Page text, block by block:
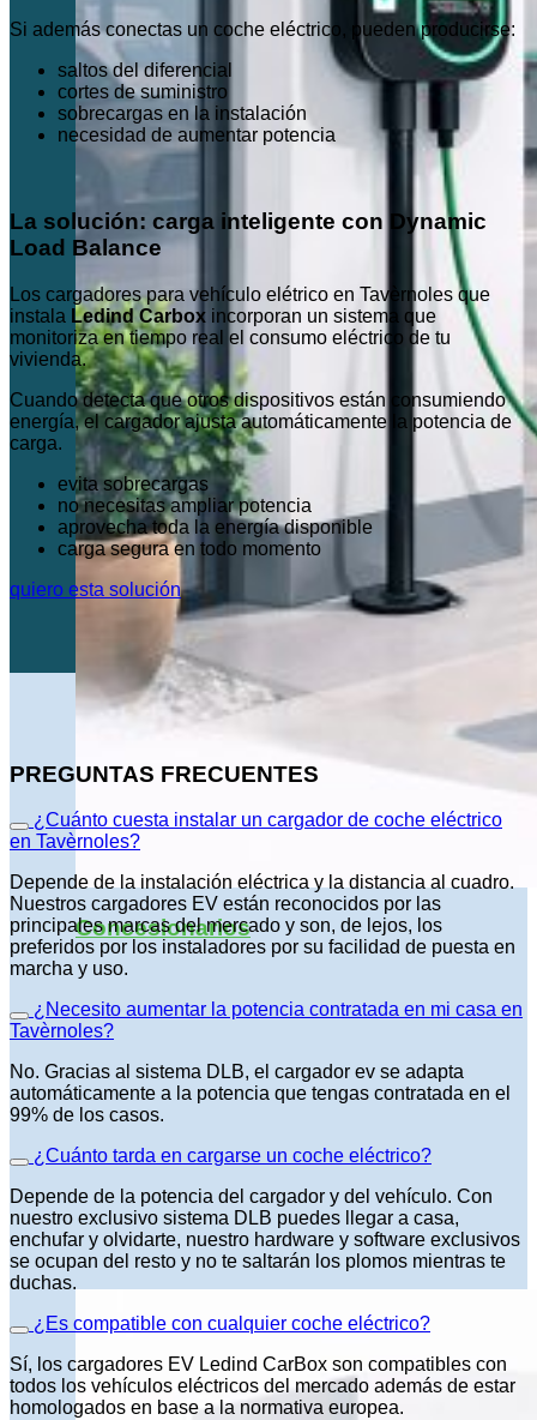
Concesionarios
Si además conectas un coche eléctrico, pueden producirse:
saltos del diferencial
cortes de suministro
sobrecargas en la instalación
necesidad de aumentar potencia
La solución: carga inteligente con Dynamic
Load Balance
Los cargadores para vehículo elétrico en Tavèrnoles que
instala Ledind Carbox incorporan un sistema que
monitoriza en tiempo real el consumo eléctrico de tu
vivienda.
Cuando detecta que otros dispositivos están consumiendo
energía, el cargador ajusta automáticamente la potencia de
carga.
evita sobrecargas
no necesitas ampliar potencia
aprovecha toda la energía disponible
carga segura en todo momento
quiero esta solución
PREGUNTAS FRECUENTES
¿Cuánto cuesta instalar un cargador de coche eléctrico
en Tavèrnoles?
Depende de la instalación eléctrica y la distancia al cuadro.
Nuestros cargadores EV están reconocidos por las
principales marcas del mercado y son, de lejos, los
preferidos por los instaladores por su facilidad de puesta en
marcha y uso.
¿Necesito aumentar la potencia contratada en mi casa en
Tavèrnoles?
No. Gracias al sistema DLB, el cargador ev se adapta
automáticamente a la potencia que tengas contratada en el
99% de los casos.
¿Cuánto tarda en cargarse un coche eléctrico?
Depende de la potencia del cargador y del vehículo. Con
nuestro exclusivo sistema DLB puedes llegar a casa,
enchufar y olvidarte, nuestro hardware y software exclusivos
se ocupan del resto y no te saltarán los plomos mientras te
duchas.
¿Es compatible con cualquier coche eléctrico?
Sí, los cargadores EV Ledind CarBox son compatibles con
todos los vehículos eléctricos del mercado además de estar
homologados en base a la normativa europea.